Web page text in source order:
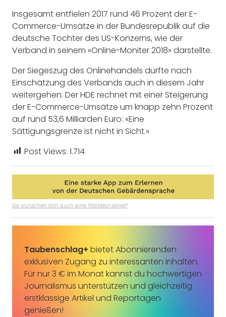
Insgesamt entfielen 2017 rund 46 Prozent der E-
Commerce-Umsätze in der Bundesrepublik auf die
deutsche Tochter des US-Konzerns, wie der
Verband in seinem «Online-Moniter 2018» darstellte.
Der Siegeszug des Onlinehandels dürfte nach
Einschätzung des Verbands auch in diesem Jahr
weitergehen. Der HDE rechnet mit einer Steigerung
der E-Commerce-Umsätze um knapp zehn Prozent
auf rund 53,6 Milliarden Euro: «Eine
Sättigungsgrenze ist nicht in Sicht.»
Post Views: 1.714
Sie wünschen sich auch eine Werbeanzeige?
Taubenschlag+ bietet Abonnierenden
exklusiven Zugang zu interessanten Inhalten.
Für nur 3 € im Monat kannst du hochwertigen
Journalismus unterstützen und gleichzeitig
erstklassige Artikel und Reportagen
genießen!